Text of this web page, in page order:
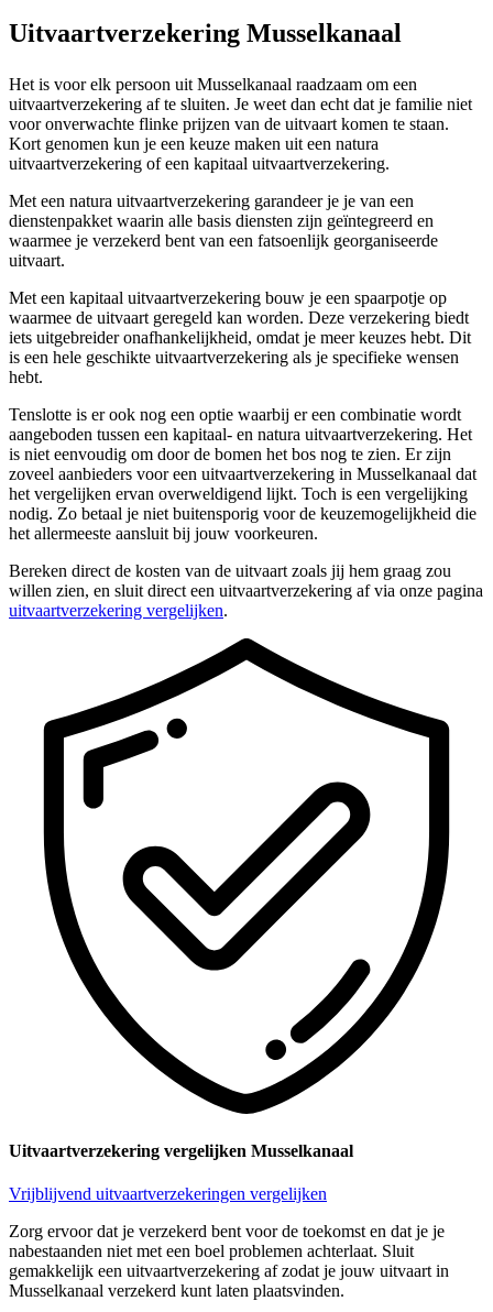
Uitvaartverzekering Musselkanaal
Het is voor elk persoon uit Musselkanaal raadzaam om een
uitvaartverzekering af te sluiten. Je weet dan echt dat je familie niet
voor onverwachte flinke prijzen van de uitvaart komen te staan.
Kort genomen kun je een keuze maken uit een natura
uitvaartverzekering of een kapitaal uitvaartverzekering.
Met een natura uitvaartverzekering garandeer je je van een
dienstenpakket waarin alle basis diensten zijn geïntegreerd en
waarmee je verzekerd bent van een fatsoenlijk georganiseerde
uitvaart.
Met een kapitaal uitvaartverzekering bouw je een spaarpotje op
waarmee de uitvaart geregeld kan worden. Deze verzekering biedt
iets uitgebreider onafhankelijkheid, omdat je meer keuzes hebt. Dit
is een hele geschikte uitvaartverzekering als je specifieke wensen
hebt.
Tenslotte is er ook nog een optie waarbij er een combinatie wordt
aangeboden tussen een kapitaal- en natura uitvaartverzekering. Het
is niet eenvoudig om door de bomen het bos nog te zien. Er zijn
zoveel aanbieders voor een uitvaartverzekering in Musselkanaal dat
het vergelijken ervan overweldigend lijkt. Toch is een vergelijking
nodig. Zo betaal je niet buitensporig voor de keuzemogelijkheid die
het allermeeste aansluit bij jouw voorkeuren.
Bereken direct de kosten van de uitvaart zoals jij hem graag zou
willen zien, en sluit direct een uitvaartverzekering af via onze pagina
uitvaartverzekering vergelijken.
Uitvaartverzekering vergelijken Musselkanaal
Vrijblijvend uitvaartverzekeringen vergelijken
Zorg ervoor dat je verzekerd bent voor de toekomst en dat je je
nabestaanden niet met een boel problemen achterlaat. Sluit
gemakkelijk een uitvaartverzekering af zodat je jouw uitvaart in
Musselkanaal verzekerd kunt laten plaatsvinden.